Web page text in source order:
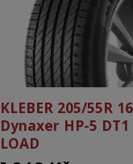
KLEBER 205/55R
Dynaxer HP-5 DT1
LOAD